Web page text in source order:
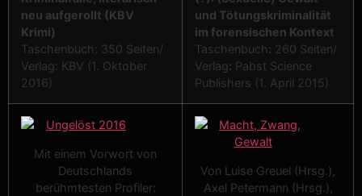
neu aufgerollt (KBV
Krimi)
Taschenbuch: 350 Seiten/
Verlag: KBV (1. Oktober
2016)
und Tötungskriminalität
im forensischen Kontext
Taschenbuch: 260 Seiten/
Verlag: Pabst Science
Publishers (1. April 2015)
Mit einem Vorwort von
Deutschlands
berühmtesten Profiler:
Von Luise Greuel (Hrsg.),
Axel Petermann (Hrsg.),